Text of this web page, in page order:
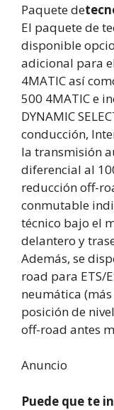
Paquete de
El paquete de
disponible
adicional para
4MATIC así
500 4MATIC e
DYNAMIC
conducción,
la transmisión
diferencial al
reducción off-
conmutable
técnico bajo el
delantero y
Además, se
road para ETS/
neumática
posición de
off-road antes
Anuncio
Puede que te